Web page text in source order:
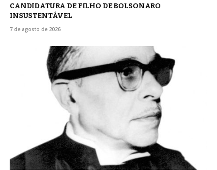
CANDIDATURA DE FILHO DE BOLSONARO
INSUSTENTÁVEL
7 de agosto de 2026